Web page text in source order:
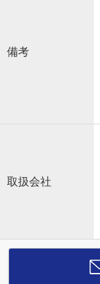
備考
取扱会社